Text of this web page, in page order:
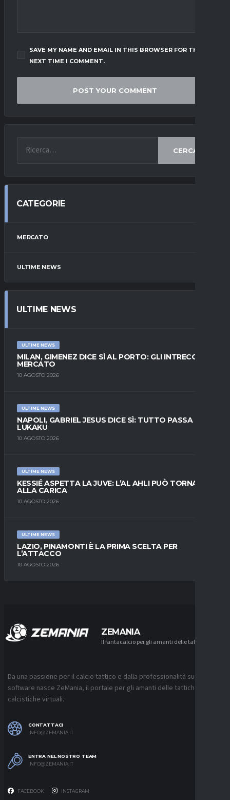
SAVE MY NAME AND EMAIL IN THIS BROWSER FOR THE
NEXT TIME I COMMENT.
CERCA
CATEGORIE
MERCATO
ULTIME NEWS
ULTIME NEWS
ULTIME NEWS
MILAN, GIMENEZ DICE SÌ AL PORTO: GLI INTRECCI DI
MERCATO
10 AGOSTO 2026
ULTIME NEWS
NAPOLI, GABRIEL JESUS DICE SÌ: TUTTO PASSA DA
LUKAKU
10 AGOSTO 2026
ULTIME NEWS
KESSIÉ ASPETTA LA JUVE: L’AL AHLI PUÒ TORNARE
ALLA CARICA
10 AGOSTO 2026
ULTIME NEWS
LAZIO, PINAMONTI È LA PRIMA SCELTA PER
L’ATTACCO
10 AGOSTO 2026
ZEMANIA
Il fantacalcio per gli amanti delle tattiche
Da una passione per il calcio tattico e dalla professionalità sui
software nasce ZeMania, il portale per gli amanti delle tattiche
calcistiche virtuali.
CONTATTACI
INFO@ZEMANIA.IT
ENTRA NEL NOSTRO TEAM
INFO@ZEMANIA.IT
FACEBOOK INSTAGRAM